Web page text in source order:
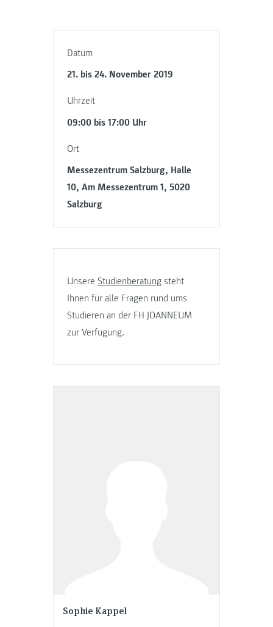
Datum
21. bis 24. November 2019
Uhrzeit
09:00 bis 17:00 Uhr
Ort
Messezentrum Salzburg, Halle
10, Am Messezentrum 1, 5020
Salzburg
UnsereStudienberatung steht
Ihnen für alle Fragen rund ums
Studieren an der FH JOANNEUM
zur Verfügung.
Sophie Kappel